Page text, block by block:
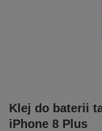
Klej do baterii
iPhone 8 Plus